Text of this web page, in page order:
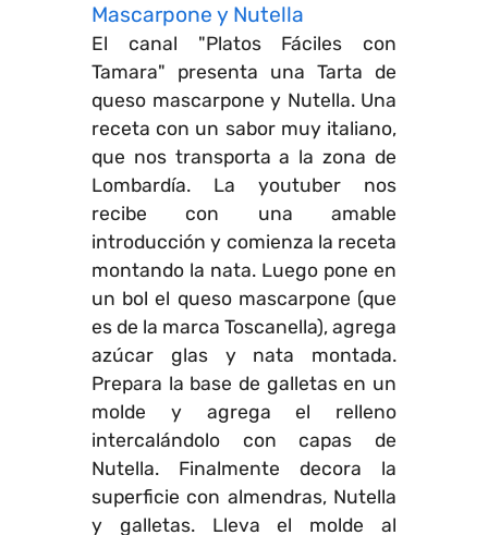
Mascarpone y Nutella
El canal "Platos Fáciles con
Tamara" presenta una Tarta de
queso mascarpone y Nutella. Una
receta con un sabor muy italiano,
que nos transporta a la zona de
Lombardía. La youtuber nos
recibe con una amable
introducción y comienza la receta
montando la nata. Luego pone en
un bol el queso mascarpone (que
es de la marca Toscanella), agrega
azúcar glas y nata montada.
Prepara la base de galletas en un
molde y agrega el relleno
intercalándolo con capas de
Nutella. Finalmente decora la
superficie con almendras, Nutella
y galletas. Lleva el molde al